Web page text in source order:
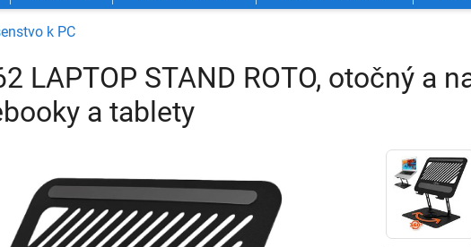
k PC
LAPTOP STAND ROTO, otočný a
a tablety